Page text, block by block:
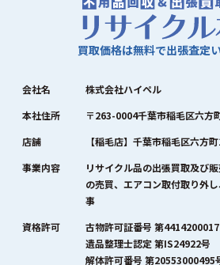
買取価格は無料で出張査定
会社名
株式会社ハイペル
本社住所
〒263-0004千葉市稲毛区六方
店舗
【稲毛店】千葉市稲毛区六方
事業内容
リサイクル品の出張買取及び
の売買、エアコン取付取り外
事
資格許可
古物許可証番号 第
遺品整理士認定 第IS24922号
解体許可番号 第20553000495